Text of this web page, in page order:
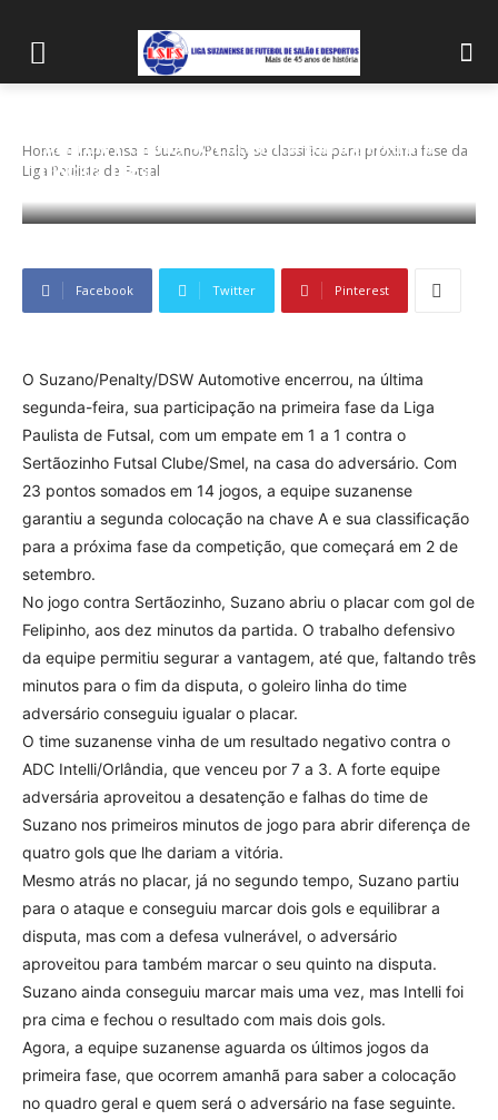
Home Imprensa
Suzano/Penalty se classifica para próxima fase da
Liga Paulista de Futsal
Suzano/Penalty se classifica para próxima
fase da Liga Paulista de Futsal
Facebook Twitter Pinterest
O Suzano/Penalty/DSW Automotive encerrou, na última
segunda-feira, sua participação na primeira fase da Liga
Paulista de Futsal, com um empate em 1 a 1 contra o
Sertãozinho Futsal Clube/Smel, na casa do adversário. Com
23 pontos somados em 14 jogos, a equipe suzanense
garantiu a segunda colocação na chave A e sua classificação
para a próxima fase da competição, que começará em 2 de
setembro.
No jogo contra Sertãozinho, Suzano abriu o placar com gol de
Felipinho, aos dez minutos da partida. O trabalho defensivo
da equipe permitiu segurar a vantagem, até que, faltando três
minutos para o fim da disputa, o goleiro linha do time
adversário conseguiu igualar o placar.
O time suzanense vinha de um resultado negativo contra o
ADC Intelli/Orlândia, que venceu por 7 a 3. A forte equipe
adversária aproveitou a desatenção e falhas do time de
Suzano nos primeiros minutos de jogo para abrir diferença de
quatro gols que lhe dariam a vitória.
Mesmo atrás no placar, já no segundo tempo, Suzano partiu
para o ataque e conseguiu marcar dois gols e equilibrar a
disputa, mas com a defesa vulnerável, o adversário
aproveitou para também marcar o seu quinto na disputa.
Suzano ainda conseguiu marcar mais uma vez, mas Intelli foi
pra cima e fechou o resultado com mais dois gols.
Agora, a equipe suzanense aguarda os últimos jogos da
primeira fase, que ocorrem amanhã para saber a colocação
no quadro geral e quem será o adversário na fase seguinte.